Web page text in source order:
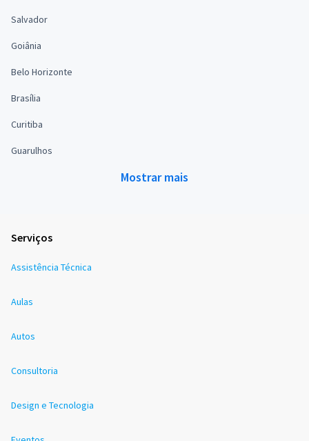
Salvador
Goiânia
Belo Horizonte
Brasília
Curitiba
Guarulhos
Mostrar mais
Serviços
Assistência Técnica
Aulas
Autos
Consultoria
Design e Tecnologia